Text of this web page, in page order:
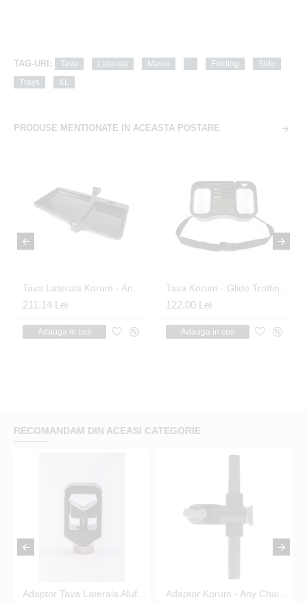
TAG-URI: Tava Laterala Matrix - Folding
Side
Trays
XL
PRODUSE MENTIONATE IN ACEASTA POSTARE
211.14 Lei
Adauga in cos
122.00 Lei
Adauga in cos
RECOMANDAM DIN ACEASI CATEGORIE